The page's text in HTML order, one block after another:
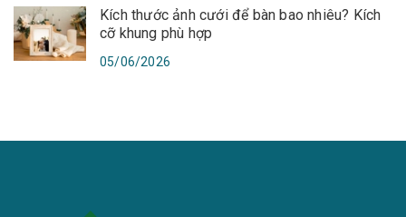
Kích thước ảnh cưới để bàn bao nhiêu? Kích
cỡ khung phù hợp
05/06/2026